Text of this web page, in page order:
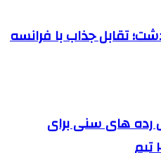
تقابل جذاب با فرانسه
رده های سنی برای